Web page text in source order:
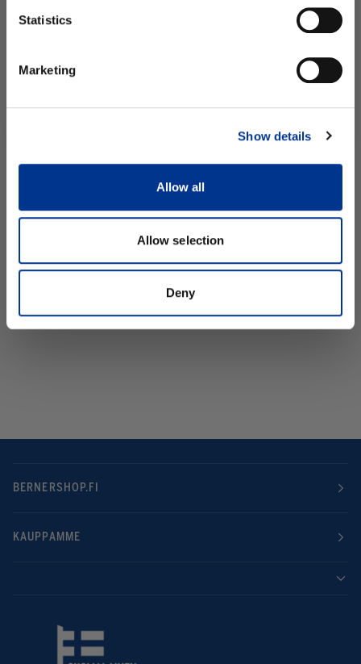
Statistics
Marketing
Show details
Allow all
Allow selection
Deny
BERNERSHOP.FI
KAUPPAMME
Ei kiitos.